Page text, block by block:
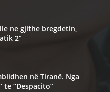
ne gjithe bregdetin,
2”
në Tiranë. Nga
te “Despacito”